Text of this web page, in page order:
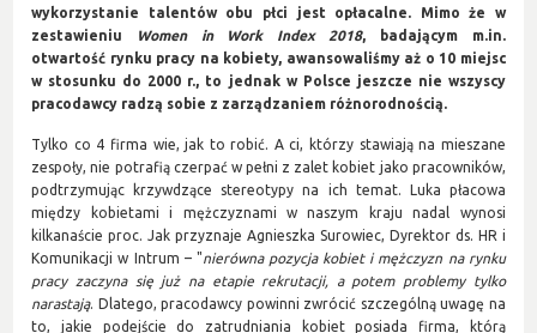
wykorzystanie talentów obu płci jest opłacalne. Mimo że w
zestawieniu
Women in Work Index 2018, badającym m.in.
otwartość rynku pracy na kobiety, awansowaliśmy aż o 10 miejsc
w stosunku do 2000 r., to jednak w Polsce jeszcze nie wszyscy
pracodawcy radzą sobie z zarządzaniem różnorodnością.
Tylko co 4 firma wie, jak to robić. A ci, którzy stawiają na mieszane
zespoły, nie potrafią czerpać w pełni z zalet kobiet jako pracowników,
podtrzymując krzywdzące stereotypy na ich temat. Luka płacowa
między kobietami i mężczyznami w naszym kraju nadal wynosi
kilkanaście proc. Jak przyznaje Agnieszka Surowiec, Dyrektor ds. HR i
Komunikacji w Intrum – "nierówna pozycjakobiet i mężczyzn na rynku
pracy zaczyna się już na etapie rekrutacji, a potem problemy tylko
narastają. Dlatego, pracodawcy powinni zwrócić szczególną uwagę na
to, jakie podejście do zatrudniania kobiet posiada firma, którą